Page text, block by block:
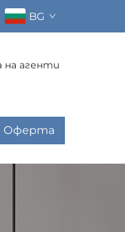
BG
на агенти
Оферта